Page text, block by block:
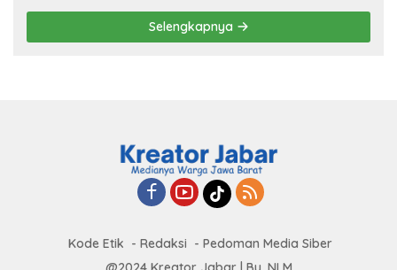
Selengkapnya
Kode Etik Redaksi
Pedoman Media Siber